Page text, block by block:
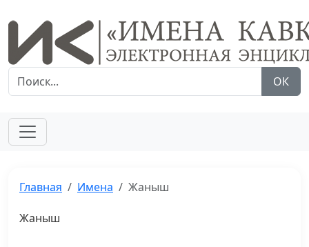
ОК
Главная Имена Жаныш
Жаныш